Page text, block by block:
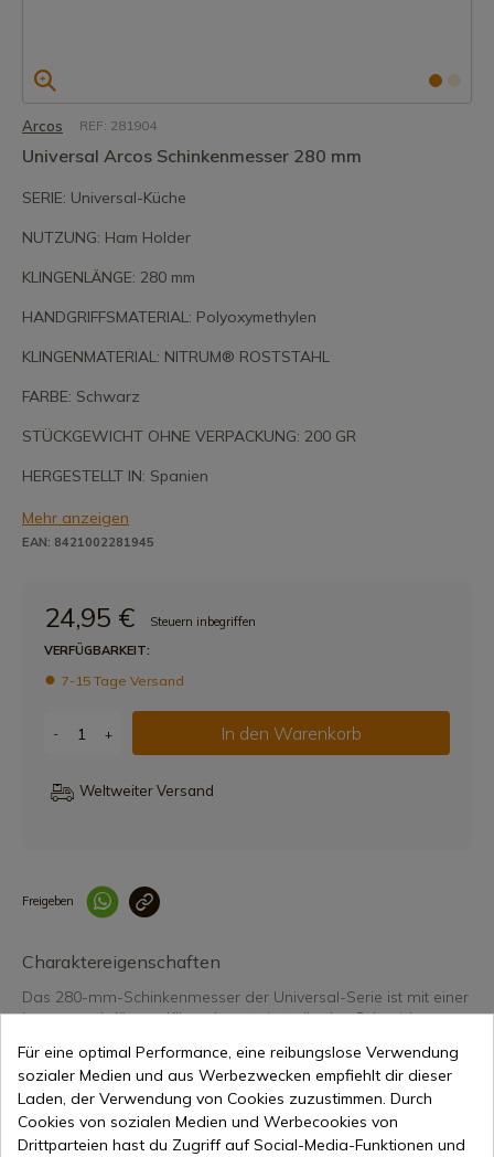
Arcos REF: 281904
Universal Arcos Schinkenmesser 280 mm
SERIE: Universal-Küche
NUTZUNG: Ham Holder
KLINGENLÄNGE: 280 mm
HANDGRIFFSMATERIAL: Polyoxymethylen
KLINGENMATERIAL: NITRUM® ROSTSTAHL
FARBE: Schwarz
STÜCKGEWICHT OHNE VERPACKUNG: 200 GR
HERGESTELLT IN: Spanien
Mehr anzeigen
EAN: 8421002281945
24,95 €
Steuern inbegriffen
VERFÜGBARKEIT:
7-15 Tage Versand
- + In den Warenkorb
Weltweiter Versand
Freigeben
Charaktereigenschaften
Das 280-mm-Schinkenmesser der Universal-Serie ist mit einer
langen und dünnen Klinge konstruiert, die das Schneiden von
Mango Synthetisch
Für eine optimal Performance, eine reibungslose Verwendung
sozialer Medien und aus Werbezwecken empfiehlt dir dieser
Laden, der Verwendung von Cookies zuzustimmen. Durch
Cookies von sozialen Medien und Werbecookies von
Drittparteien hast du Zugriff auf Social-Media-Funktionen und